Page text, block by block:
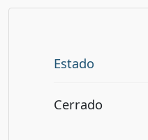
Estado
Cerrado